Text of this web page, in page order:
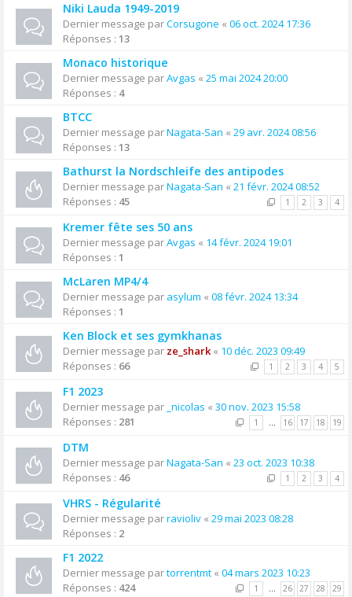
Niki Lauda 1949-2019
Dernier message parCorsugone « 06 oct. 2024 17:36
Réponses : 13
Monaco historique
Dernier message parAvgas « 25 mai 2024 20:00
Réponses : 4
BTCC
Dernier message parNagata-San « 29 avr. 2024 08:56
Réponses : 13
Bathurst la Nordschleife des antipodes
Dernier message parNagata-San « 21 févr. 2024 08:52
Réponses : 45 1 2 3 4
Kremer fête ses 50 ans
Dernier message parAvgas « 14 févr. 2024 19:01
Réponses : 1
McLaren MP4/4
Dernier message par asylum « 08 févr. 2024 13:34
Réponses : 1
Ken Block et ses gymkhanas
Dernier message par ze_shark« 10 déc. 2023 09:49
Réponses : 66 1 2 3 4 5
F1 2023
Dernier message par _nicolas « 30 nov. 2023 15:58
Réponses : 281 1 … 16 17 18 19
DTM
Dernier message parNagata-San « 23 oct. 2023 10:38
Réponses : 46 1 2 3 4
VHRS - Régularité
Dernier message parravioliv « 29 mai 2023 08:28
Réponses : 2
F1 2022
Dernier message partorrentmt « 04 mars 2023 10:23
Réponses : 424 1 … 26 27 28 29